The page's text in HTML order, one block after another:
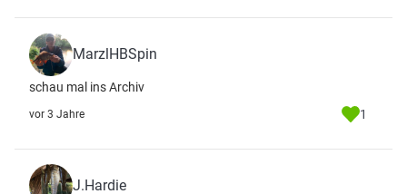
MarzlHBSpin
schau mal ins Archiv
vor 3 Jahre 1
J.Hardie